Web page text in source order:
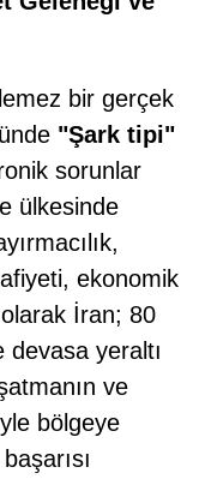
bir gerçek
"Şark tipi"
sorunlar
ülkesinde
ekonomik
olarak İran; 80
yeraltı
ve
bölgeye